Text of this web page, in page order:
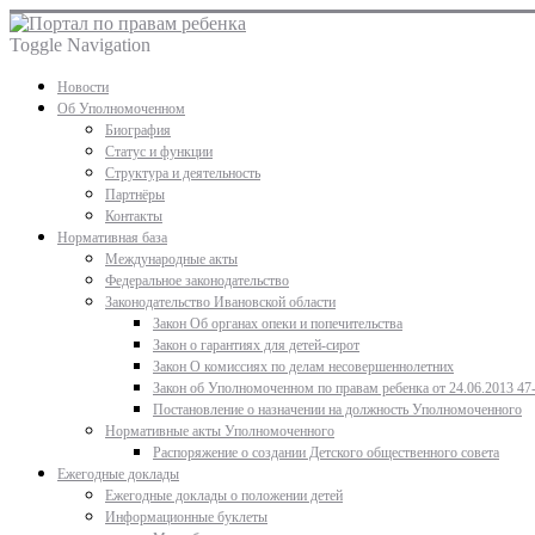
Toggle Navigation
Новости
Об Уполномоченном
Биография
Статус и функции
Структура и деятельность
Партнёры
Контакты
Нормативная база
Международные акты
Федеральное законодательство
Законодательство Ивановской области
Закон Об органах опеки и попечительства
Закон о гарантиях для детей-сирот
Закон О комиссиях по делам несовершеннолетних
Закон об Уполномоченном по правам ребенка от 24.06.2013
Постановление о назначении на должность Уполномоченного
Нормативные акты Уполномоченного
Распоряжение о создании Детского общественного совета
Ежегодные доклады
Ежегодные доклады о положении детей
Информационные буклеты